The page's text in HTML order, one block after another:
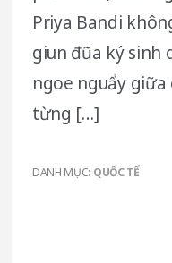
Priya Bandi
giun đũa ký sinh
ngoe nguẩy giữa
từng […]
DANH MỤC: QUỐC TẾ